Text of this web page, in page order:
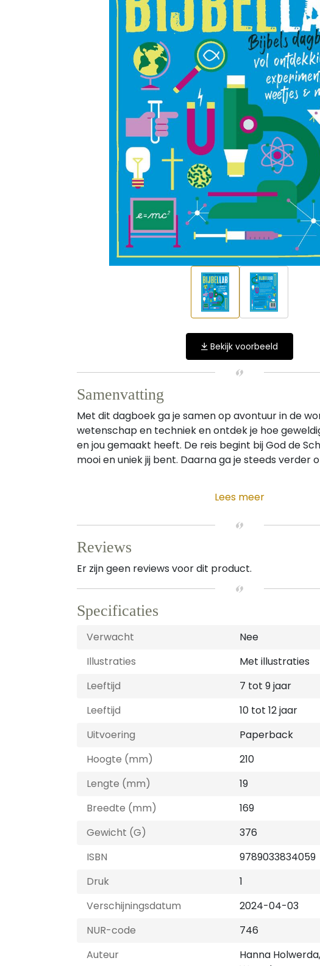
Bekijk voorbeeld
Samenvatting
Met dit dagboek ga je samen op avontuur in de
wetenschap en techniek en ontdek je hoe
en jou gemaakt heeft. De reis begint bij God de
mooi en uniek jij bent. Daarna ga je steeds verder
Lees meer
Reviews
Er zijn geen reviews voor dit product.
Specificaties
Verwacht
Nee
Illustraties
Met illustraties
Leeftijd
7 tot 9 jaar
Leeftijd
10 tot 12 jaar
Uitvoering
Paperback
Hoogte (mm)
210
Lengte (mm)
19
Breedte (mm)
169
Gewicht (G)
376
ISBN
9789033834059
Druk
1
Verschijningsdatum
2024-04-03
NUR-code
746
Auteur
Hanna